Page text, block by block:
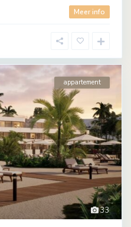
Meer info
33
appartement